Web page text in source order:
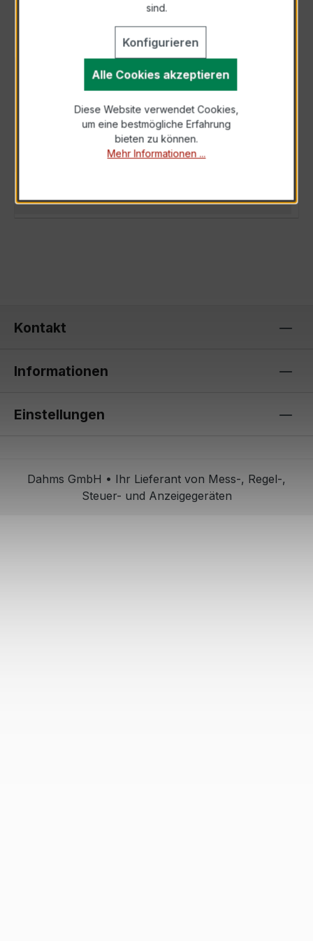
BESCHREIBUNG
Der WSK 30 2,5/5A 2,5VA Kl.1 ist ein
kompakter, hochpräziser Niederspannungs-
Wickelstromwandler der bewährten WSK-
Mehr
Kontakt
Informationen
Einstellungen
Dahms GmbH • Ihr Lieferant von Mess-, Regel-,
Steuer- und Anzeigegeräten
sind.
Konfigurieren
Alle Cookies akzeptieren
Diese Website verwendet Cookies,
um eine bestmögliche Erfahrung
bieten zu können.
Mehr Informationen ...